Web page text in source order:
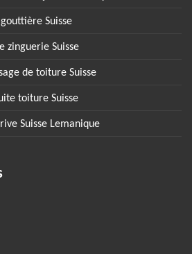
Suisse
zinguerie Suisse
de toiture Suisse
toiture Suisse
Suisse Lemanique